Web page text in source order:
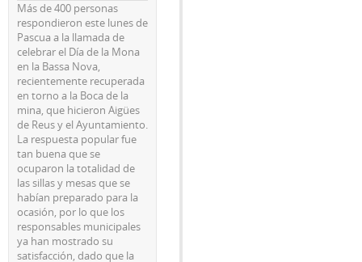
Más de 400 personas
respondieron este lunes de
Pascua a la llamada de
celebrar el Día de la Mona
en la Bassa Nova,
recientemente recuperada
en torno a la Boca de la
mina, que hicieron Aigües
de Reus y el Ayuntamiento.
La respuesta popular fue
tan buena que se
ocuparon la totalidad de
las sillas y mesas que se
habían preparado para la
ocasión, por lo que los
responsables municipales
ya han mostrado su
satisfacción, dado que la